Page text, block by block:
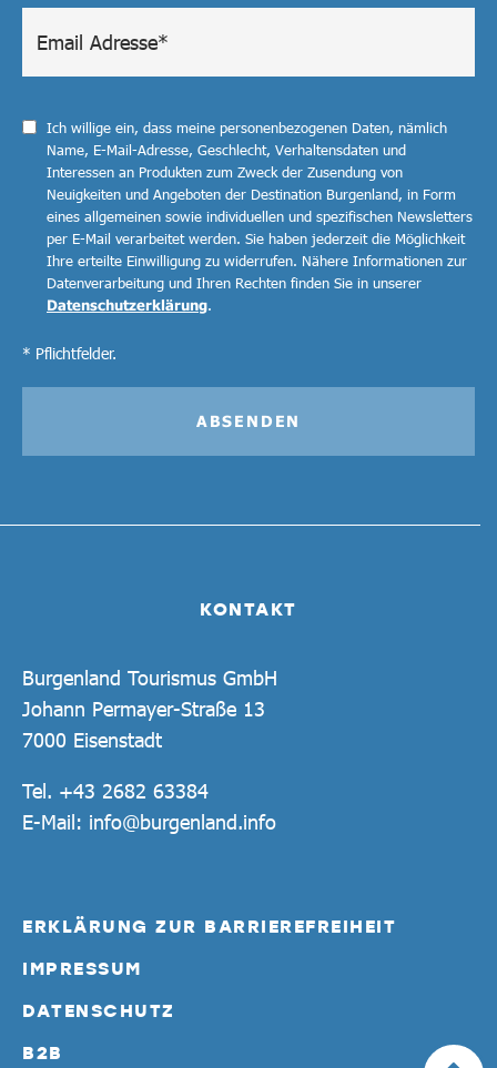
KONTAKT
Burgenland Tourismus GmbH
Johann Permayer-Straße 13
7000 Eisenstadt
Tel. +43 2682 63384
E-Mail: info@burgenland.info
ERKLÄRUNG ZUR BARRIEREFREIHEIT
IMPRESSUM
DATENSCHUTZ
B2B
Ich willige ein, dass meine personenbezogenen Daten, nämlich
Name, E-Mail-Adresse, Geschlecht, Verhaltensdaten und
Interessen an Produkten zum Zweck der Zusendung von
Neuigkeiten und Angeboten der Destination Burgenland, in Form
eines allgemeinen sowie individuellen und spezifischen Newsletters
per E-Mail verarbeitet werden. Sie haben jederzeit die Möglichkeit
Ihre erteilte Einwilligung zu widerrufen. Nähere Informationen zur
Datenverarbeitung und Ihren Rechten finden Sie in unserer
Datenschutzerklärung.
* Pflichtfelder.
ABSENDEN